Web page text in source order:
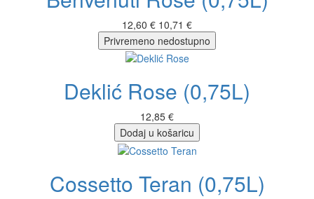
12,60 € 10,71 €
Privremeno nedostupno
Deklić Rose (0,75L)
12,85 €
Dodaj u košaricu
Cossetto Teran (0,75L)